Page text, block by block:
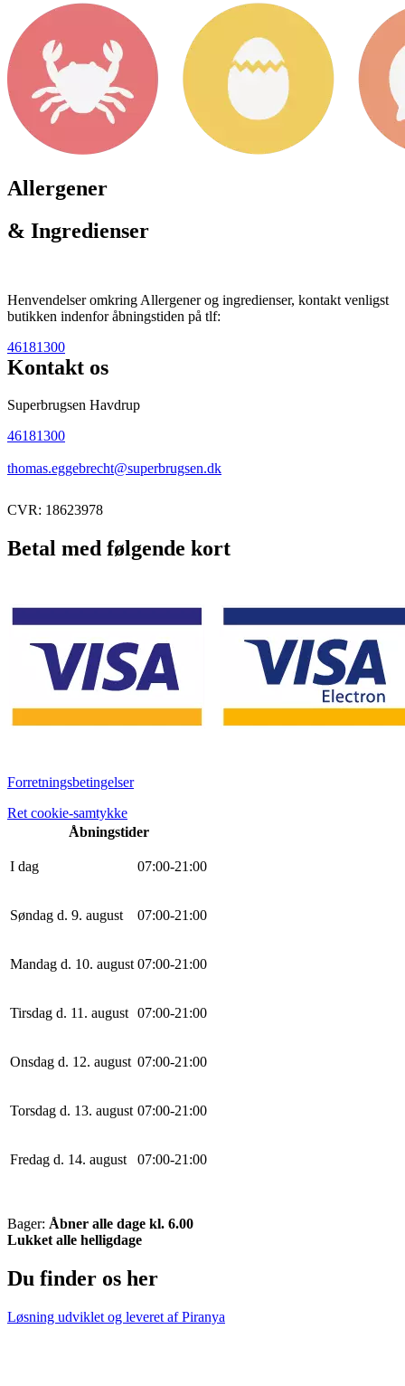
Allergener
& Ingredienser
Henvendelser omkring Allergener og ingredienser, kontakt venligst
butikken indenfor åbningstiden på tlf:
46181300
Kontakt os
Superbrugsen Havdrup
46181300
thomas.eggebrecht@superbrugsen.dk
CVR: 18623978
Betal med følgende kort
Forretningsbetingelser
Ret cookie-samtykke
Åbningstider
I dag 07:00-21 :00
Søndag d. 9. august 07:00-21 :00
Mandag d. 10. august 07:00-21 :00
Tirsdag d. 11. august 07:00-21 :00
Onsdag d. 12. august 07:00-21 :00
Torsdag d. 13. august 07:00-21 :00
Fredag d. 14. august 07:00-21 :00
Bager: Åbner alle dage kl. 6.00
Lukket alle helligdage
Du finder os her
Løsning udviklet og leveret afPiranya